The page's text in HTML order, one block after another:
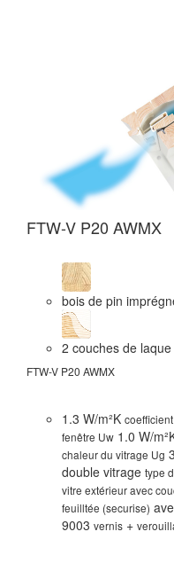
FTW-V P20 AWMX
bois de pin
2 couches de
FTW-V P20 AWMX
1.3 W/m²K
fenêtre Uw 1.0 W/
chaleur du vitrage Ug
double vitrage type
vitre extérieur avec
feuilltée (securise)
9003 vernis +